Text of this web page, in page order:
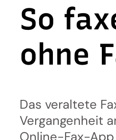
So
ohne
Das veraltete
Vergangenheit